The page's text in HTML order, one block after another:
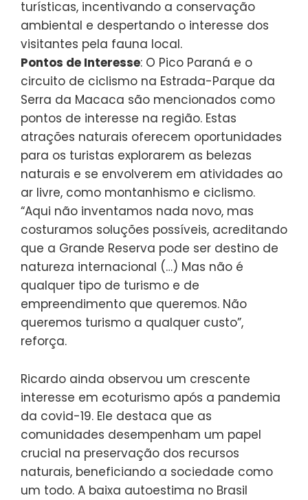
turísticas, incentivando a conservação
ambiental e despertando o interesse dos
visitantes pela fauna local.
Pontos de Interesse: O Pico Paraná e o
circuito de ciclismo na Estrada-Parque da
Serra da Macaca são mencionados como
pontos de interesse na região. Estas
atrações naturais oferecem oportunidades
para os turistas explorarem as belezas
naturais e se envolverem em atividades ao
ar livre, como montanhismo e ciclismo.
“Aqui não inventamos nada novo, mas
costuramos soluções possíveis, acreditando
que a Grande Reserva pode ser destino de
natureza internacional (…) Mas não é
qualquer tipo de turismo e de
empreendimento que queremos. Não
queremos turismo a qualquer custo”,
reforça.
Ricardo ainda observou um crescente
interesse em ecoturismo após a pandemia
da covid-19. Ele destaca que as
comunidades desempenham um papel
crucial na preservação dos recursos
naturais, beneficiando a sociedade como
um todo. A baixa autoestima no Brasil